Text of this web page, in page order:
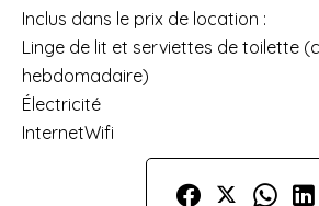
Inclus dans le prix de location :
Linge de lit et serviettes de toilette
hebdomadaire)
Électricité
InternetWifi